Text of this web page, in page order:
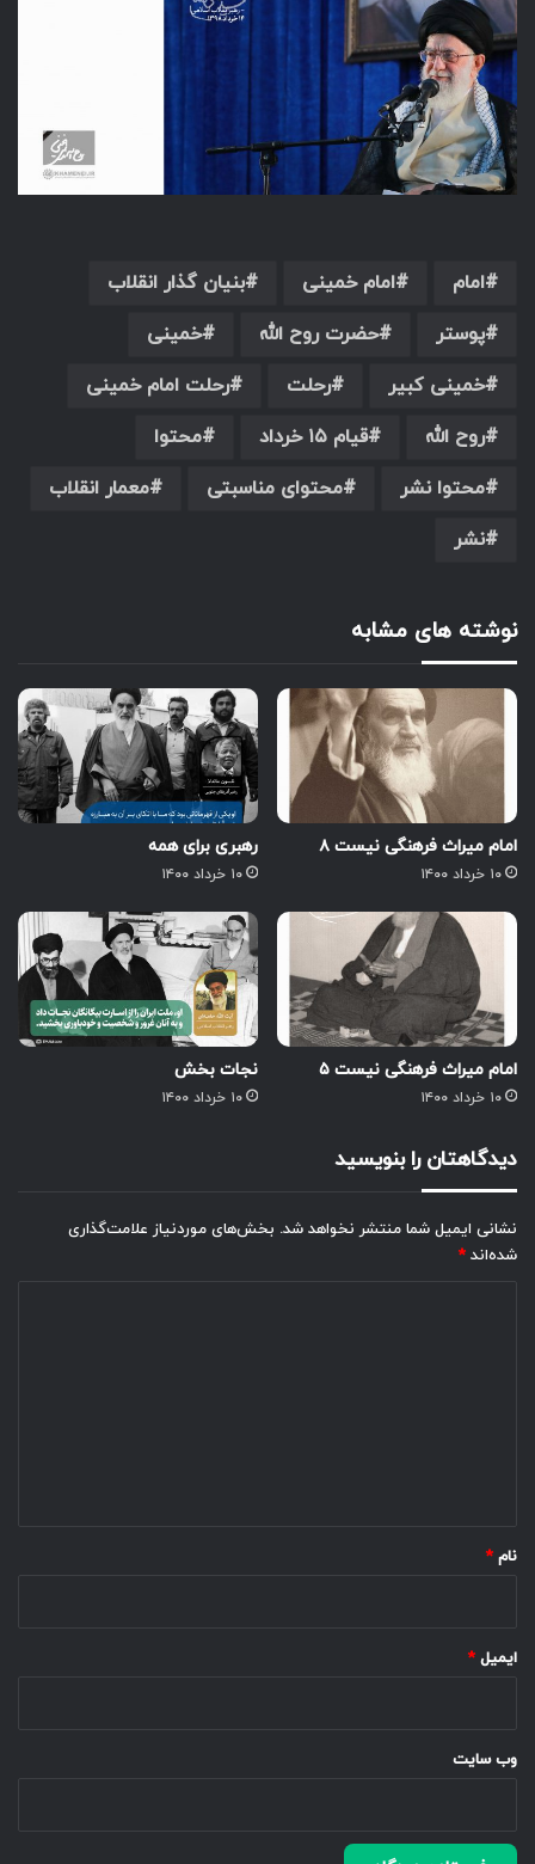
امام امام خمینی
بنیان گذار انقلاب
پوستر
حضرت روح الله
خمینی
خمینی کبیر
رحلت
رحلت امام خمینی
روح الله
قیام ۱۵ خرداد
محتوا
محتوا نشر
محتوای مناسبتی
معمار انقلاب
نشر
نوشته های مشابه
امام میراث فرهنگی نیست ۸
۱۰ خرداد ۱۴۰۰
رهبری برای همه
۱۰ خرداد ۱۴۰۰
امام میراث فرهنگی نیست ۵
۱۰ خرداد ۱۴۰۰
نجات بخش
۱۰ خرداد ۱۴۰۰
دیدگاهتان را بنویسید
نشانی ایمیل شما منتشر نخواهد شد. بخش‌های موردنیاز علامت‌گذاری
شده‌اند *
نام *
ایمیل *
وب‌ سایت